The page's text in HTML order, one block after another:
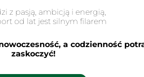
z pasją, ambicją i energią,
od lat jest silnym filarem
a codzienność
zaskoczyć!